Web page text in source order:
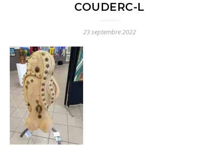
COUDERC-L
23 septembre 2022